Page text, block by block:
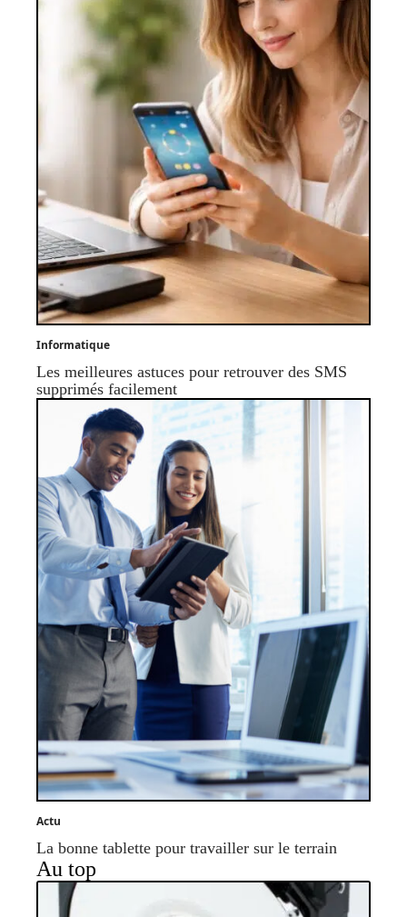
Informatique
Les meilleures astuces pour retrouver des SMS
supprimés facilement
Actu
La bonne tablette pour travailler sur le terrain
Au top